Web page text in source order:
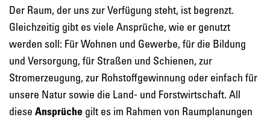
Der Raum, der uns zur Verfügung steht, ist begrenzt.
Gleichzeitig gibt es viele Ansprüche, wie er genutzt
werden soll: Für Wohnen und Gewerbe, für die Bildung
und Versorgung, für Straßen und Schienen, zur
Stromerzeugung, zur Rohstoffgewinnung oder einfach für
unsere Natur sowie die Land- und Forstwirtschaft. All
diese Ansprüche gilt es im Rahmen von Raumplanungen